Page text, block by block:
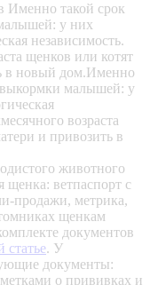
Именно такой срок
у них
независимость.
щенков или котят
в новый дом.Именно
выкормки малышей: у
возраста
и привозить в
животного
щенка: ветпаспорт с
продажи, метрика,
щенкам
документов
статье. У
документы:
о прививках и